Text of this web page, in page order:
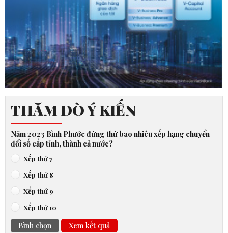
THĂM DÒ Ý KIẾN
Năm 2023 Bình Phước đứng thứ bao nhiêu xếp hạng chuyển
đổi số cấp tỉnh, thành cả nước?
Xếp thứ 7
Xếp thứ 8
Xếp thứ 9
Xếp thứ 10
Bình chọn Xem kết quả